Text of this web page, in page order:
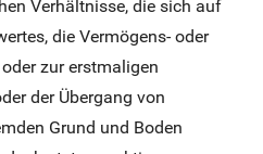
Verhältnisse, die sich auf
die Vermögens- oder
zur erstmaligen
der Übergang von
Grund und Boden